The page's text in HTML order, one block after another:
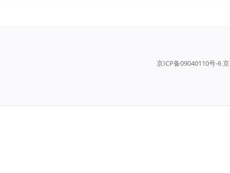
京ICP备09040110号-6